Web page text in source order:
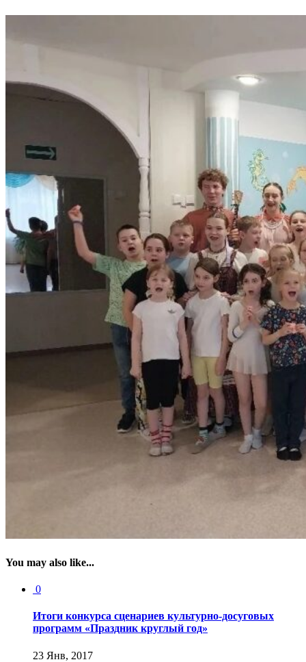
You may also like...
0
Итоги конкурса сценариев культурно-досуговых
программ «Праздник круглый год»
23 Янв, 2017